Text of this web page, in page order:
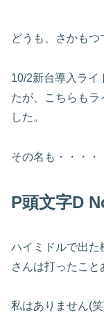
どうも、さかもつ
10/2新台導入ライ
たが、こちらもラ
した。
その名も・・・・
P頭文字D
ハイミドルで出た
さんは打ったこと
私はありません(